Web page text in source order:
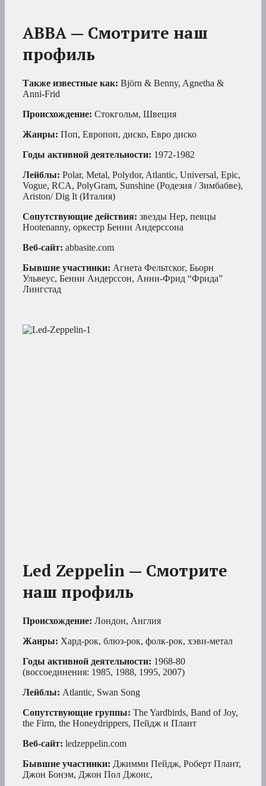
ABBA — Смотрите наш
профиль
Также известные как: Björn & Benny, Agnetha &
Anni-Frid
Происхождение: Стокгольм, Швеция
Жанры: Поп, Европоп, диско, Евро диско
Годы активной деятельности: 1972-1982
Лейблы: Polar, Metal, Polydor, Atlantic, Universal, Epic,
Vogue, RCA, PolyGram, Sunshine (Родезия / Зимбабве),
Ariston/ Dig It (Италия)
Сопутствующие действия: звезды Hep, певцы
Hootenanny, оркестр Бенни Андерссона
Веб-сайт: abbasite.com
Бывшие участники: Агнета Фельтског, Бьорн
Ульвеус, Бенни Андерссон, Анни-Фрид “Фрида”
Лингстад
Led Zeppelin — Смотрите
наш профиль
Происхождение: Лондон, Англия
Жанры: Хард-рок, блюз-рок, фолк-рок, хэви-метал
Годы активной деятельности: 1968-80
(воссоединения: 1985, 1988, 1995, 2007)
Лейблы: Atlantic, Swan Song
Сопутствующие группы: The Yardbirds, Band of Joy,
the Firm, the Honeydrippers, Пейдж и Плант
Веб-сайт: ledzeppelin.com
Бывшие участники: Джимми Пейдж, Роберт Плант,
Джон Бонэм, Джон Пол Джонс,